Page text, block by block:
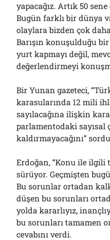
yapacağız. Artık 50
Bugün farklı bir dünya
olaylara bizden çok
Barışın konuşulduğu
yurt kapmayı değil,
değerlendirmeyi
Bir Yunan gazeteci,
karasularında 12 mili
sayılacağına ilişkin
parlamentodaki sayısal
kaldırmayacağını”
Erdoğan, “Konu ile ilgili
sürüyor. Geçmişten
Bu sorunlar ortadan
düşen bu sorunları
yolda kararlıyız,
bu sorunları tamamen
cevabını verdi.